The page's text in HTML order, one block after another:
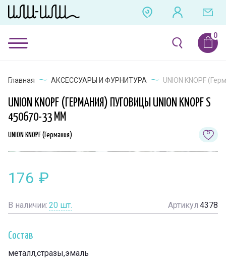
Главная АКСЕССУАРЫ И ФУРНИТУРА UNION KNOPF
UNION KNOPF (ГЕРМАНИЯ) ПУГОВИЦЫ UNION KNOPF S
450670-33 ММ
UNION KNOPF (Германия)
176 ₽
В наличии: 20 шт. Артикул 4378
Состав
металл,стразы,эмаль